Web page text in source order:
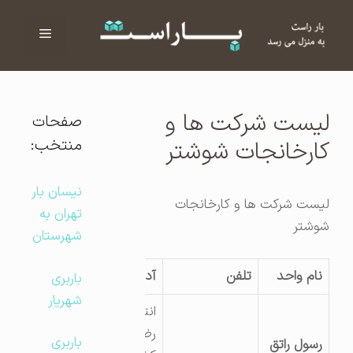
فهرست
لیست شرکت ها و
کارخانجات شوشتر
لیست شرکت ها و کارخانجات
شوشتر
نام واحد تلفن آدرس کارگاه
رسول راتق
انتهای خیابان
رضائی جنب
صفحات
منتخب:
نیسان بار
تهران به
شهرستان
باربری
شهریار
باربری